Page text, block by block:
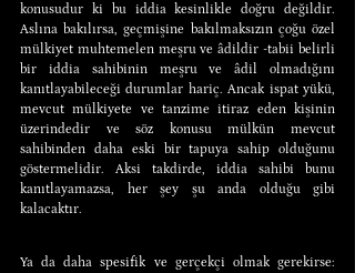
konusudur ki bu iddia kesinlikle doğru değildir.
Aslına bakılırsa, geçmişine bakılmaksızın çoğu özel
mülkiyet muhtemelen meşru ve âdildir -tabii belirli
bir iddia sahibinin meşru ve âdil olmadığını
kanıtlayabileceği durumlar hariç. Ancak ispat yükü,
mevcut mülkiyete ve tanzime itiraz eden kişinin
üzerindedir ve söz konusu mülkün mevcut
sahibinden daha eski bir tapuya sahip olduğunu
göstermelidir. Aksi takdirde, iddia sahibi bunu
kanıtlayamazsa, her şey şu anda olduğu gibi
kalacaktır.
Ya da daha spesifik ve gerçekçi olmak gerekirse: